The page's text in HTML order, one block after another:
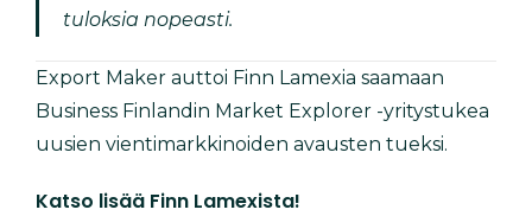
tuloksia nopeasti.
Export Maker auttoi Finn Lamexia saamaan
Business Finlandin Market Explorer -yritystukea
uusien vientimarkkinoiden avausten tueksi.
Katso lisää Finn Lamexista!